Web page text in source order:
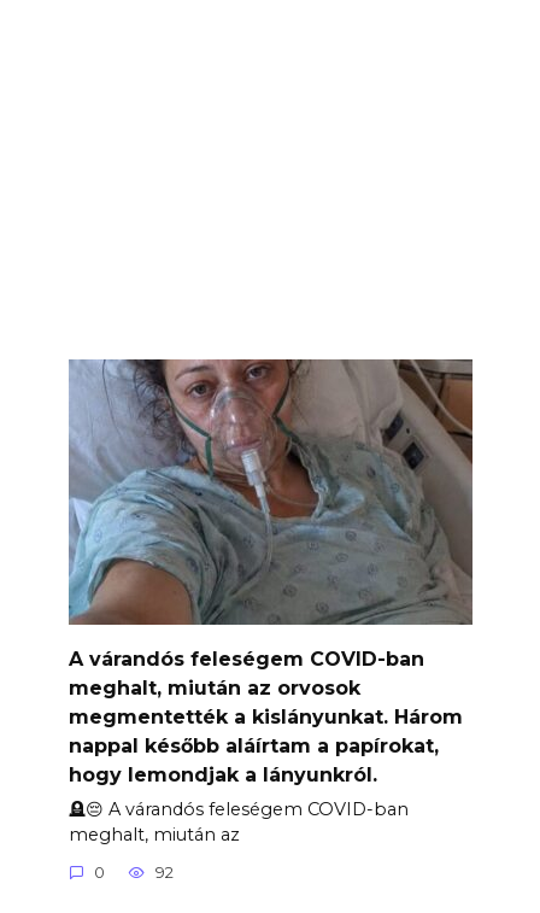
A várandós feleségem COVID-ban
meghalt, miután az orvosok
megmentették a kislányunkat. Három
nappal később aláírtam a papírokat,
hogy lemondjak a lányunkról.
🪦😔 A várandós feleségem COVID-ban
meghalt, miután az
0 92